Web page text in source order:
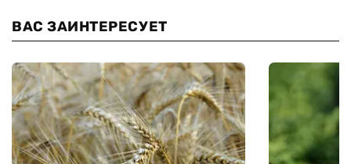
ВАС ЗАИНТЕРЕСУЕТ